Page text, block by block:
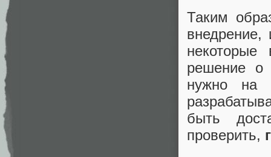
Таким
внедрение,
решение о
нужно на
быть
проверить,